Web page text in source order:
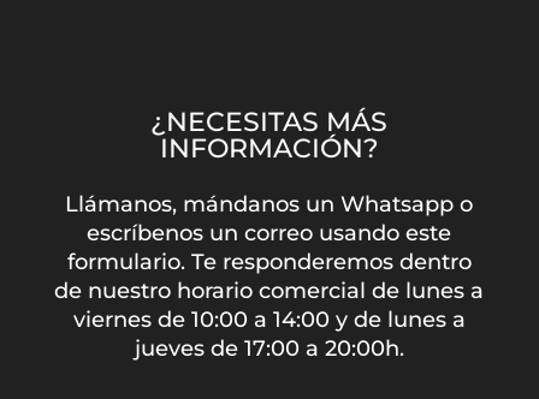
¿NECESITAS MÁS
INFORMACIÓN?
Llámanos, mándanos un Whatsapp o
escríbenos un correo usando este
formulario. Te responderemos dentro
de nuestro horario comercial de lunes a
viernes de 10:00 a 14:00 y de lunes a
jueves de 17:00 a 20:00h.